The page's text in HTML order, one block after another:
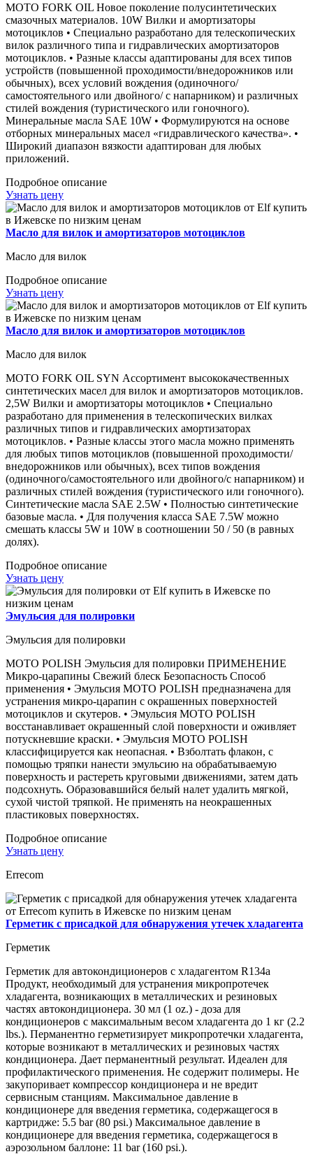
MOTO FORK OIL Новое поколение полусинтетических
смазочных материалов. 10W Вилки и амортизаторы
мотоциклов • Специально разработано для телескопических
вилок различного типа и гидравлических амортизаторов
мотоциклов. • Разные классы адаптированы для всех типов
устройств (повышенной проходимости/внедорожников или
обычных), всех условий вождения (одиночного/
самостоятельного или двойного/ с напарником) и различных
стилей вождения (туристического или гоночного).
Минеральные масла SAE 10W • Формулируются на основе
отборных минеральных масел «гидравлического качества». •
Широкий диапазон вязкости адаптирован для любых
приложений.
Подробное описание
Узнать цену
Масло для вилок и амортизаторов мотоциклов
Масло для вилок
Подробное описание
Узнать цену
Масло для вилок и амортизаторов мотоциклов
Масло для вилок
MOTO FORK OIL SYN Ассортимент высококачественных
синтетических масел для вилок и амортизаторов мотоциклов.
2,5W Вилки и амортизаторы мотоциклов • Специально
разработано для применения в телескопических вилках
различных типов и гидравлических амортизаторах
мотоциклов. • Разные классы этого масла можно применять
для любых типов мотоциклов (повышенной проходимости/
внедорожников или обычных), всех типов вождения
(одиночного/самостоятельного или двойного/с напарником) и
различных стилей вождения (туристического или гоночного).
Синтетические масла SAE 2.5W • Полностью синтетические
базовые масла. • Для получения класса SAE 7.5W можно
смешать классы 5W и 10W в соотношении 50 / 50 (в равных
долях).
Подробное описание
Узнать цену
Эмульсия для полировки
Эмульсия для полировки
MOTO POLISH Эмульсия для полировки ПРИМЕНЕНИЕ
Микро-царапины Свежий блеск Безопасность Способ
применения • Эмульсия MOTO POLISH предназначена для
устранения микро-царапин с окрашенных поверхностей
мотоциклов и скутеров. • Эмульсия MOTO POLISH
восстанавливает окрашенный слой поверхности и оживляет
потускневшие краски. • Эмульсия MOTO POLISH
классифицируется как неопасная. • Взболтать флакон, с
помощью тряпки нанести эмульсию на обрабатываемую
поверхность и растереть круговыми движениями, затем дать
подсохнуть. Образовавшийся белый налет удалить мягкой,
сухой чистой тряпкой. Не применять на неокрашенных
пластиковых поверхностях.
Подробное описание
Узнать цену
Errecom
Герметик с присадкой для обнаружения утечек хладагента
Герметик
Герметик для автокондиционеров с хладагентом R134a
Продукт, необходимый для устранения микропротечек
хладагента, возникающих в металлических и резиновых
частях автокондиционера. 30 мл (1 oz.) - доза для
кондиционеров с максимальным весом хладагента до 1 кг (2.2
lbs.). Перманентно герметизирует микропротечки хладагента,
которые возникают в металлических и резиновых частях
кондиционера. Дает перманентный результат. Идеален для
профилактического применения. Не содержит полимеры. Не
закупоривает компрессор кондиционера и не вредит
сервисным станциям. Максимальное давление в
кондиционере для введения герметика, содержащегося в
картридже: 5.5 bar (80 psi.) Максимальное давление в
кондиционере для введения герметика, содержащегося в
аэрозольном баллоне: 11 bar (160 psi.).